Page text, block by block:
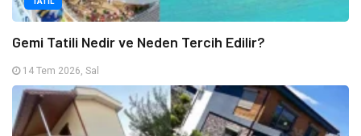
Gemi Tatili Nedir ve Neden Tercih Edilir?
14 Tem 2026, Sal